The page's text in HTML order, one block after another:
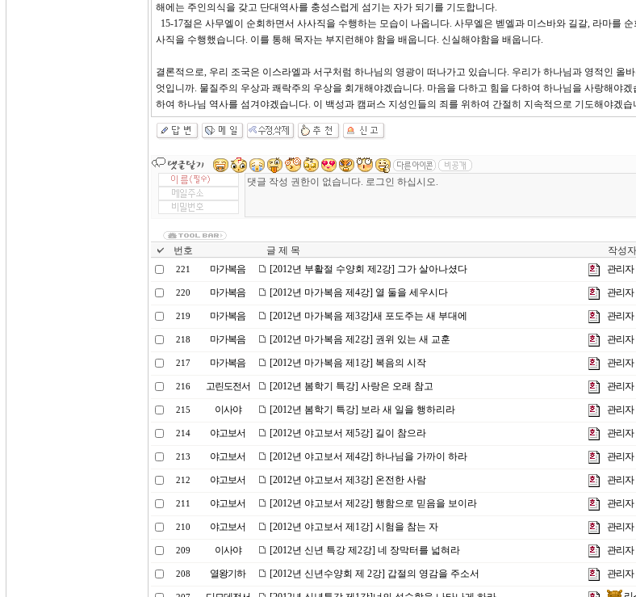
해에는 주인의식을 갖고 단대역사를 충성스럽게 섬기는 자가 되기를 기도합니다.
15-17절은 사무엘이 순회하면서 사사직을 수행하는 모습이 나옵니다. 사무엘은 벧엘과 미스바와 길갈, 라마를
사직을 수행했습니다. 이를 통해 목자는 부지런해야 함을 배웁니다. 신실해야함을 배웁니다.
결론적으로, 우리 조국은 이스라엘과 서구처럼 하나님의 영광이 떠나가고 있습니다. 우리가 하나님과 영적인 올
엇입니까. 물질주의 우상과 쾌락주의 우상을 회개해야겠습니다. 마음을 다하고 힘을 다하여 하나님을 사랑해야
하여 하나님 역사를 섬겨야겠습니다. 이 백성과 캠퍼스 지성인들의 죄를 위하여 간절히 지속적으로 기도해야겠
번호 글 제 목 작성자
221 마가복음 [2012년 부활절 수양회 제2강] 그가 살아나셨다 관리자
220 마가복음 [2012년 마가복음 제4강] 열 둘을 세우시다 관리자
219 마가복음 [2012년 마가복음 제3강]새 포도주는 새 부대에 관리자
218 마가복음 [2012년 마가복음 제2강] 권위 있는 새 교훈 관리자
217 마가복음 [2012년 마가복음 제1강] 복음의 시작 관리자
216 고린도전서 [2012년 봄학기 특강] 사랑은 오래 참고 관리자
215 이사야 [2012년 봄학기 특강] 보라 새 일을 행하리라 관리자
214 야고보서 [2012년 야고보서 제5강] 길이 참으라 관리자
213 야고보서 [2012년 야고보서 제4강] 하나님을 가까이 하라 관리자
212 야고보서 [2012년 야고보서 제3강] 온전한 사람 관리자
211 야고보서 [2012년 야고보서 제2강] 행함으로 믿음을 보이라 관리자
210 야고보서 [2012년 야고보서 제1강] 시험을 참는 자 관리자
209 이사야 [2012년 신년 특강 제2강] 네 장막터를 넓혀라 관리자
208 열왕기하 [2012년 신년수양회 제 2강] 갑절의 영감을 주소서 관리자